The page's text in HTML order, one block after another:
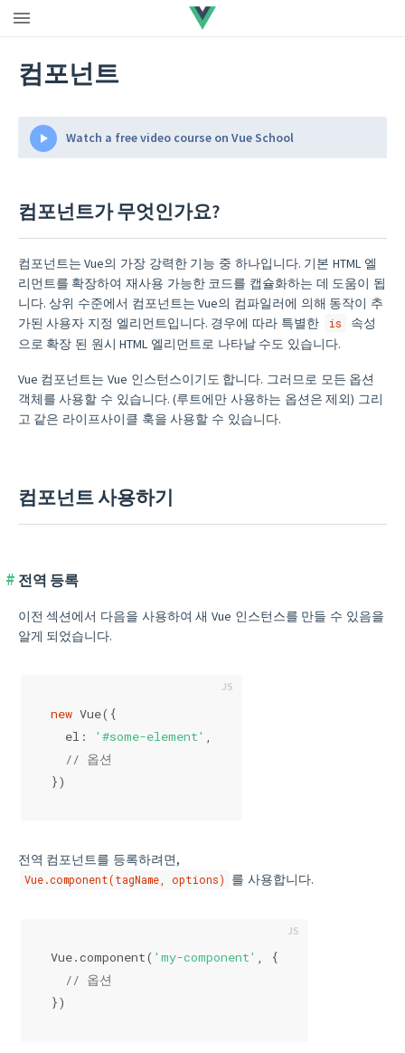
컴포넌트
Watch a free video course on Vue School
컴포넌트가 무엇인가요?
컴포넌트는 Vue의 가장 강력한 기능 중 하나입니다. 기본 HTML 엘
리먼트를 확장하여 재사용 가능한 코드를 캡슐화하는 데 도움이 됩
니다. 상위 수준에서 컴포넌트는 Vue의 컴파일러에 의해 동작이 추
가된 사용자 지정 엘리먼트입니다. 경우에 따라 특별한
is
속성
으로 확장 된 원시 HTML 엘리먼트로 나타날 수도 있습니다.
Vue 컴포넌트는 Vue 인스턴스이기도 합니다. 그러므로 모든 옵션
객체를 사용할 수 있습니다. (루트에만 사용하는 옵션은 제외) 그리
고 같은 라이프사이클 훅을 사용할 수 있습니다.
컴포넌트 사용하기
전역 등록
이전 섹션에서 다음을 사용하여 새 Vue 인스턴스를 만들 수 있음을
알게 되었습니다.
new Vue({
  el:
'#some-element' ,
// 옵션
})
전역 컴포넌트를 등록하려면,
Vue.component(tagName, options) 를 사용합니다.
Vue.component( 'my-component' , {
// 옵션
})